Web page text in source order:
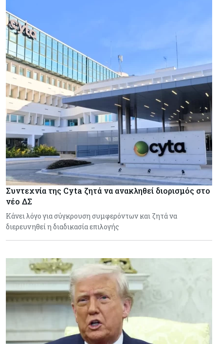
Συντεχνία της Cyta ζητά να ανακληθεί διορισμός στο
νέο ΔΣ
Κάνει λόγο για σύγκρουση συμφερόντων και ζητά να
διερευνηθεί η διαδικασία επιλογής